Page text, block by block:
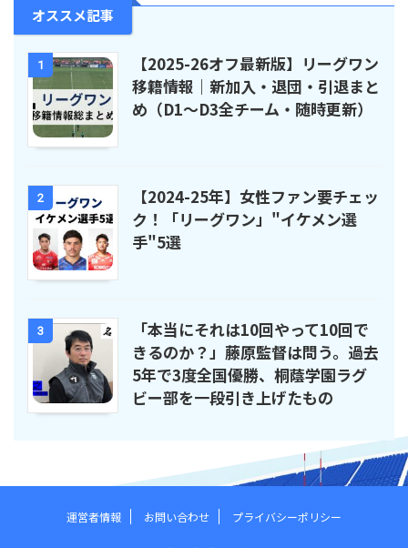
オススメ記事
1
【2025-26オフ最新版】リーグワン
移籍情報｜新加入・退団・引退まと
め（D1〜D3全チーム・随時更新）
2
【2024-25年】女性ファン要チェッ
ク！「リーグワン」"イケメン選
手"5選
3
「本当にそれは10回やって10回で
きるのか？」藤原監督は問う。過去
5年で3度全国優勝、桐蔭学園ラグ
ビー部を一段引き上げたもの
運営者情報 お問い合わせ プライバシーポリシー